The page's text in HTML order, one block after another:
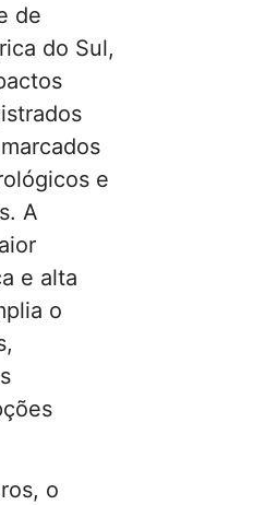
de
do Sul,
e
A
e alta
o
o